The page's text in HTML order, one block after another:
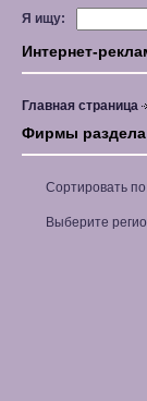
Я ищу:
Интернет-
Главная страница
Фирмы раздела
Сортировать
Выберите